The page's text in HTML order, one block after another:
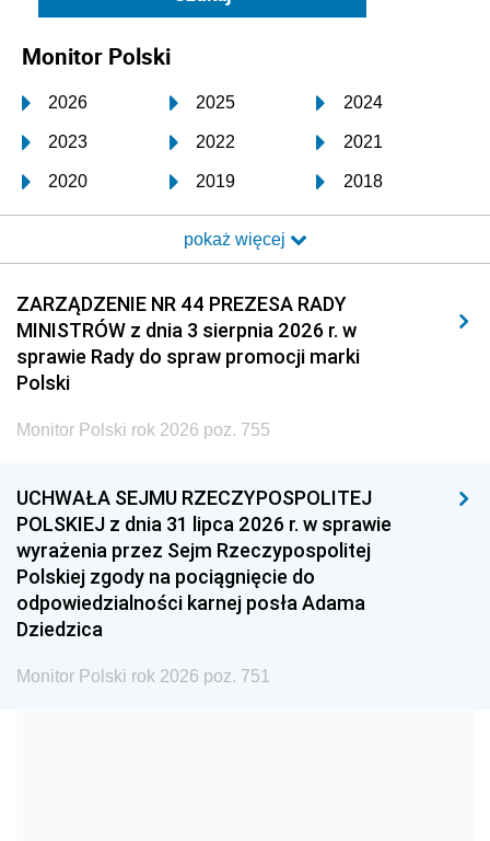
Monitor Polski
2026 2025 2024
2023 2022 2021
2020 2019 2018
2017 2016 2015
2014 2013 2012
2011 2010 2009
2008 2007 2006
2005
1996 1995 1994
1993 1992 1991
1990 1989
1987 1986 1985
pokaż więcej
ZARZĄDZENIE NR 44 PREZESA RADY
MINISTRÓW z dnia 3 sierpnia 2026 r. w
sprawie Rady do spraw promocji marki
Polski
Monitor Polski rok 2026 poz. 755
UCHWAŁA SEJMU RZECZYPOSPOLITEJ
POLSKIEJ z dnia 31 lipca 2026 r. w sprawie
wyrażenia przez Sejm Rzeczypospolitej
Polskiej zgody na pociągnięcie do
odpowiedzialności karnej posła Adama
Dziedzica
Monitor Polski rok 2026 poz. 751